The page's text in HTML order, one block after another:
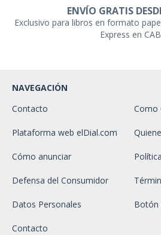
ENVÍO GRATIS
Exclusivo para libros en formato
Express en
NAVEGACIÓN
Contacto
Como
Plataforma web elDial.com
Cómo anunciar
Defensa del Consumidor
Datos Personales Botón
Contacto